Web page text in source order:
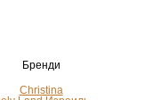
Бренди
Christina